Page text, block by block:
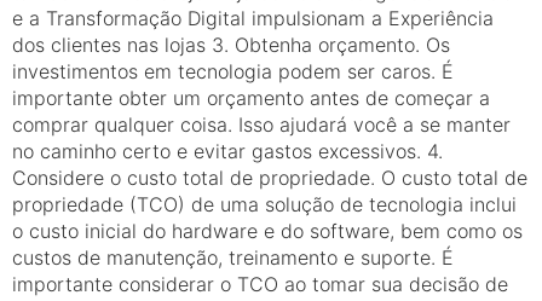
e a Transformação Digital impulsionam a Experiência
dos clientes nas lojas 3. Obtenha orçamento. Os
investimentos em tecnologia podem ser caros. É
importante obter um orçamento antes de começar a
comprar qualquer coisa. Isso ajudará você a se manter
no caminho certo e evitar gastos excessivos. 4.
Considere o custo total de propriedade. O custo total de
propriedade (TCO) de uma solução de tecnologia inclui
o custo inicial do hardware e do software, bem como os
custos de manutenção, treinamento e suporte. É
importante considerar o TCO ao tomar sua decisão de